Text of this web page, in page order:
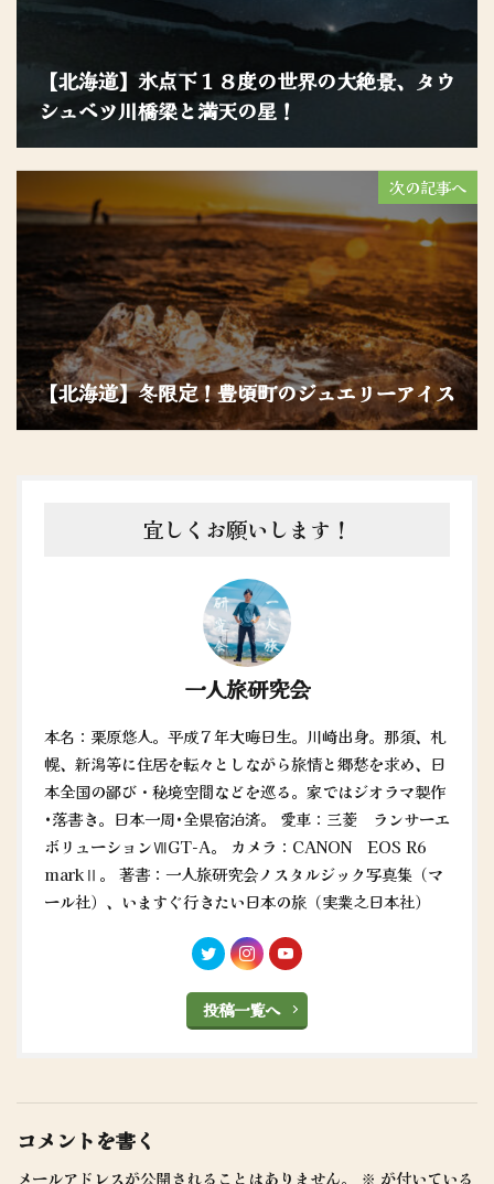
【北海道】氷点下１８度の世界の大絶景、タウ
シュベツ川橋梁と満天の星！
次の記事へ
【北海道】冬限定！豊頃町のジュエリーアイス
宜しくお願いします！
一人旅研究会
本名：栗原悠人。平成７年大晦日生。川崎出身。那須、札
幌、新潟等に住居を転々としながら旅情と郷愁を求め、日
本全国の鄙び・秘境空間などを巡る。家ではジオラマ製作
•落書き。日本一周•全県宿泊済。 愛車：三菱 ランサーエ
ボリューションⅦGT-A。 カメラ：CANON EOS R6
markⅡ。 著書：一人旅研究会ノスタルジック写真集（マ
ール社）、いますぐ行きたい日本の旅（実業之日本社）
投稿一覧へ
コメントを書く
メールアドレスが公開されることはありません。 ※ が付いている